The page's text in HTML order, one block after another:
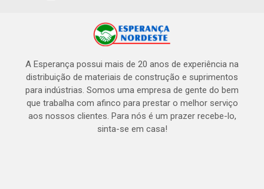
A Esperança possui mais de 20 anos de experiência na
distribuição de materiais de construção e suprimentos
para indústrias. Somos uma empresa de gente do bem
que trabalha com afinco para prestar o melhor serviço
aos nossos clientes. Para nós é um prazer recebe-lo,
sinta-se em casa!